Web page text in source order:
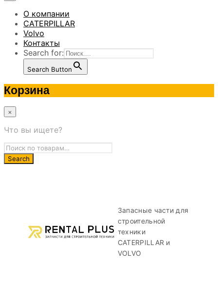
О компании
CATERPILLAR
Volvo
Контакты
Search for:
Search Button
Корзина
×
Что вы ищете?
Запасные части для
строительной
техники
CATERPILLAR и
VOLVO